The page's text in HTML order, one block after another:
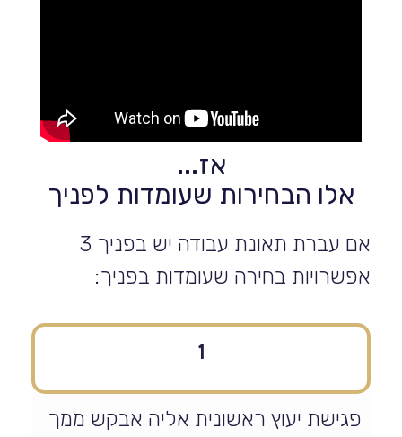
אז...
אלו הבחירות שעומדות לפניך
אם עברת תאונת עבודה יש בפניך 3
אפשרויות בחירה שעומדות בפניך:
1
פגישת יעוץ ראשונית אליה אבקש ממך